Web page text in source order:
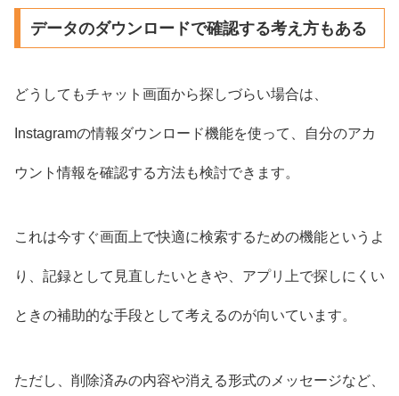
データのダウンロードで確認する考え方もある
どうしてもチャット画面から探しづらい場合は、
Instagramの情報ダウンロード機能を使って、自分のアカ
ウント情報を確認する方法も検討できます。
これは今すぐ画面上で快適に検索するための機能というよ
り、記録として見直したいときや、アプリ上で探しにくい
ときの補助的な手段として考えるのが向いています。
ただし、削除済みの内容や消える形式のメッセージなど、